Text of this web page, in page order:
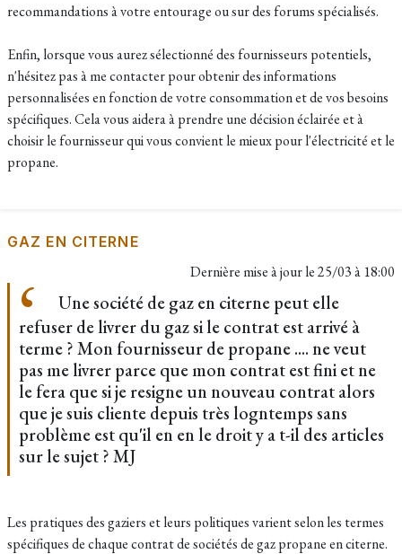
recommandations à votre entourage ou sur des forums spécialisés.
Enfin, lorsque vous aurez sélectionné des fournisseurs potentiels,
n'hésitez pas à me contacter pour obtenir des informations
personnalisées en fonction de votre consommation et de vos besoins
spécifiques. Cela vous aidera à prendre une décision éclairée et à
choisir le fournisseur qui vous convient le mieux pour l'électricité et le
propane.
GAZ EN CITERNE
Dernière mise à jour le25/03 à 18:00
Une société de gaz en citerne peut elle
refuser de livrer du gaz si le contrat est arrivé à
terme ? Mon fournisseur de propane .... ne veut
pas me livrer parce que mon contrat est fini et ne
le fera que si je resigne un nouveau contrat alors
que je suis cliente depuis très logntemps sans
problème est qu'il en en le droit y a t-il des articles
sur le sujet ? MJ
Les pratiques des gaziers et leurs politiques varient selon les termes
spécifiques de chaque contrat de sociétés de gaz propane en citerne.